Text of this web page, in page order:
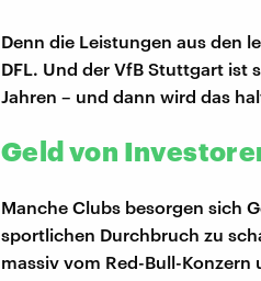
Denn die Leistungen aus den
DFL. Und der VfB Stuttgart ist
Jahren – und dann wird das
Geld von
Manche Clubs besorgen sich
sportlichen Durchbruch zu
massiv vom Red-Bull-